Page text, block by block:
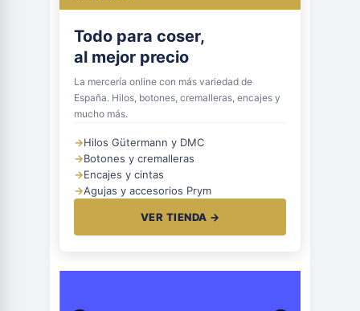
Todo para coser,
al mejor precio
La mercería online con más variedad de
España. Hilos, botones, cremalleras, encajes y
mucho más.
→Hilos Gütermann y DMC
→Botones y cremalleras
→Encajes y cintas
→Agujas y accesorios Prym
VER TIENDA →